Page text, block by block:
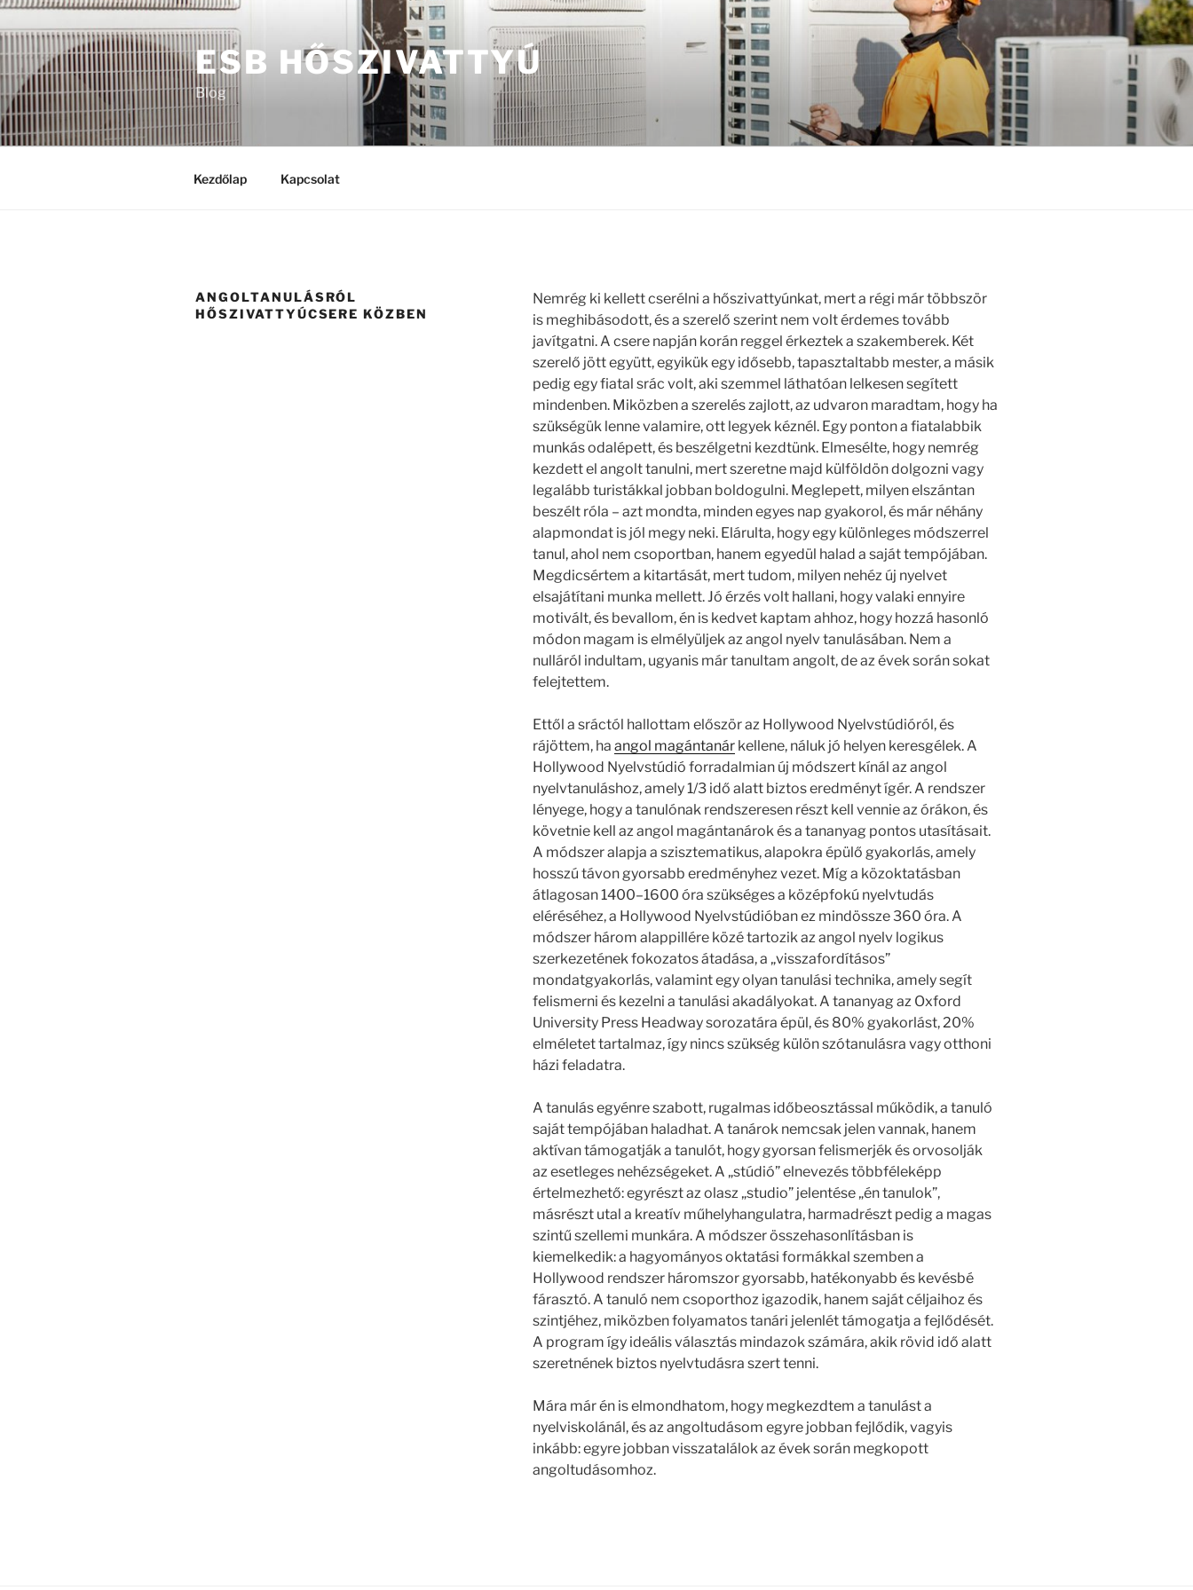
Tartalomhoz
ESB HŐSZIVATTYÚ
Blog
Kezdőlap Kapcsolat
ANGOLTANULÁSRÓL
HŐSZIVATTYÚCSERE KÖZBEN
Nemrég ki kellett cserélni a hőszivattyúnkat, mert a régi már többször
is meghibásodott, és a szerelő szerint nem volt érdemes tovább
javítgatni. A csere napján korán reggel érkeztek a szakemberek. Két
szerelő jött együtt, egyikük egy idősebb, tapasztaltabb mester, a másik
pedig egy fiatal srác volt, aki szemmel láthatóan lelkesen segített
mindenben. Miközben a szerelés zajlott, az udvaron maradtam, hogy ha
szükségük lenne valamire, ott legyek kéznél. Egy ponton a fiatalabbik
munkás odalépett, és beszélgetni kezdtünk. Elmesélte, hogy nemrég
kezdett el angolt tanulni, mert szeretne majd külföldön dolgozni vagy
legalább turistákkal jobban boldogulni. Meglepett, milyen elszántan
beszélt róla – azt mondta, minden egyes nap gyakorol, és már néhány
alapmondat is jól megy neki. Elárulta, hogy egy különleges módszerrel
tanul, ahol nem csoportban, hanem egyedül halad a saját tempójában.
Megdicsértem a kitartását, mert tudom, milyen nehéz új nyelvet
elsajátítani munka mellett. Jó érzés volt hallani, hogy valaki ennyire
motivált, és bevallom, én is kedvet kaptam ahhoz, hogy hozzá hasonló
módon magam is elmélyüljek az angol nyelv tanulásában. Nem a
nulláról indultam, ugyanis már tanultam angolt, de az évek során sokat
felejtettem.
Ettől a sráctól hallottam először az Hollywood Nyelvstúdióról, és
rájöttem, ha angol magántanárkellene, náluk jó helyen keresgélek. A
Hollywood Nyelvstúdió forradalmian új módszert kínál az angol
nyelvtanuláshoz, amely 1/3 idő alatt biztos eredményt ígér. A rendszer
lényege, hogy a tanulónak rendszeresen részt kell vennie az órákon, és
követnie kell az angol magántanárok és a tananyag pontos utasításait.
A módszer alapja a szisztematikus, alapokra épülő gyakorlás, amely
hosszú távon gyorsabb eredményhez vezet. Míg a közoktatásban
átlagosan 1400–1600 óra szükséges a középfokú nyelvtudás
eléréséhez, a Hollywood Nyelvstúdióban ez mindössze 360 óra. A
módszer három alappillére közé tartozik az angol nyelv logikus
szerkezetének fokozatos átadása, a „visszafordításos”
mondatgyakorlás, valamint egy olyan tanulási technika, amely segít
felismerni és kezelni a tanulási akadályokat. A tananyag az Oxford
University Press Headway sorozatára épül, és 80% gyakorlást, 20%
elméletet tartalmaz, így nincs szükség külön szótanulásra vagy otthoni
házi feladatra.
A tanulás egyénre szabott, rugalmas időbeosztással működik, a tanuló
saját tempójában haladhat. A tanárok nemcsak jelen vannak, hanem
aktívan támogatják a tanulót, hogy gyorsan felismerjék és orvosolják
az esetleges nehézségeket. A „stúdió” elnevezés többféleképp
értelmezhető: egyrészt az olasz „studio” jelentése „én tanulok”,
másrészt utal a kreatív műhelyhangulatra, harmadrészt pedig a magas
szintű szellemi munkára. A módszer összehasonlításban is
kiemelkedik: a hagyományos oktatási formákkal szemben a
Hollywood rendszer háromszor gyorsabb, hatékonyabb és kevésbé
fárasztó. A tanuló nem csoporthoz igazodik, hanem saját céljaihoz és
szintjéhez, miközben folyamatos tanári jelenlét támogatja a fejlődését.
A program így ideális választás mindazok számára, akik rövid idő alatt
szeretnének biztos nyelvtudásra szert tenni.
Mára már én is elmondhatom, hogy megkezdtem a tanulást a
nyelviskolánál, és az angoltudásom egyre jobban fejlődik, vagyis
inkább: egyre jobban visszatalálok az évek során megkopott
angoltudásomhoz.